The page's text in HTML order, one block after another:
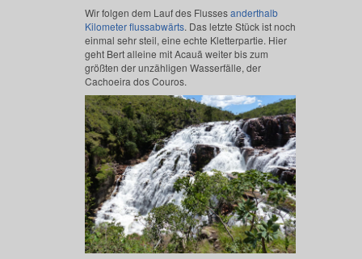
Wir folgen dem Lauf des Flussesanderthalb
Kilometer flussabwärts. Das letzte Stück ist noch
einmal sehr steil, eine echte Kletterpartie. Hier
geht Bert alleine mit Acauã weiter bis zum
größten der unzähligen Wasserfälle, der
Cachoeira dos Couros.